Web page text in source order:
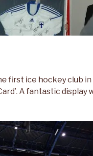
first ice hockey club
A fantastic display